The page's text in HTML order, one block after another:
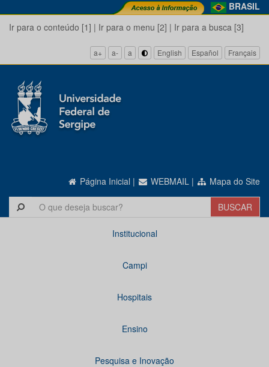
BRASIL
Ir para o conteúdo [1] | Ir para o menu [2] | Ir para a busca [3]
a+ a- a English Español Français
Página Inicial | WEBMAIL | Mapa do Site
Institucional
Campi
Hospitais
Ensino
Pesquisa e Inovação